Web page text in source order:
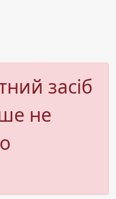
засіб
не